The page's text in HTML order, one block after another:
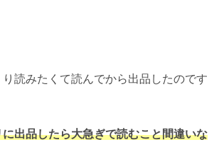
読みたくて読んでから出品したのです
に出品したら大急ぎで読むこと間違いな